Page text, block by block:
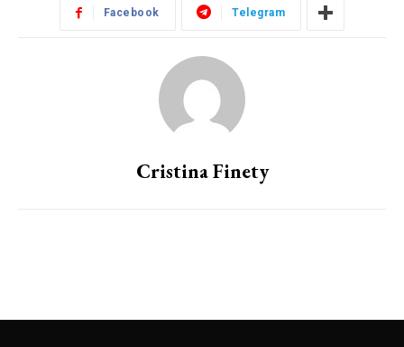
Facebook Telegram
Cristina Finety